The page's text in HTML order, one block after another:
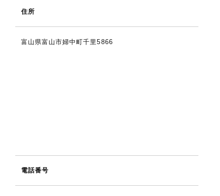
住所
富山県富山市婦中町千里5866
電話番号